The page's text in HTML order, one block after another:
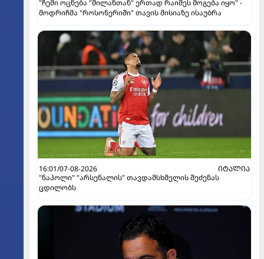
"ჩემი ოცნება "მილანთან" ერთად რაიმეს მოგება იყო" -
მოდრიჩმა "როსონერიში" თავის მისიაზე ისაუბრა
16:01/07-08-2026
ᲘᲢᲐᲚᲘᲐ
"ნაპოლი" "არსენალის" თავდამსხმელის შეძენას
ცდილობს